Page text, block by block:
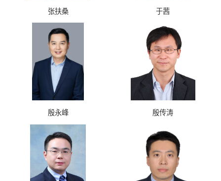
张扶桑 于茜
殷永峰 殷传涛